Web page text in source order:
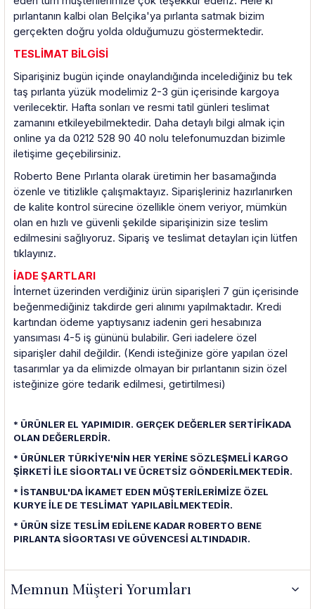
pırlantanın kalbi olan Belçika'ya pırlanta satmak bizim
gerçekten doğru yolda olduğumuzu göstermektedir.
TESLİMAT BİLGİSİ
Siparişiniz bugün içinde onaylandığında incelediğiniz bu tek
taş pırlanta yüzük modelimiz 2-3 gün içerisinde kargoya
verilecektir. Hafta sonları ve resmi tatil günleri teslimat
zamanını etkileyebilmektedir. Daha detaylı bilgi almak için
online ya da 0212 528 90 40 nolu telefonumuzdan bizimle
iletişime geçebilirsiniz.
Roberto Bene Pırlanta olarak üretimin her basamağında
özenle ve titizlikle çalışmaktayız. Siparişleriniz hazırlanırken
de kalite kontrol sürecine özellikle önem veriyor, mümkün
olan en hızlı ve güvenli şekilde siparişinizin size teslim
edilmesini sağlıyoruz. Sipariş ve teslimat detayları için lütfen
tıklayınız.
İADE ŞARTLARI
İnternet üzerinden verdiğiniz ürün siparişleri 7 gün içerisinde
beğenmediğiniz takdirde geri alınımı yapılmaktadır. Kredi
kartından ödeme yaptıysanız iadenin geri hesabınıza
yansıması 4-5 iş gününü bulabilir. Geri iadelere özel
siparişler dahil değildir. (Kendi isteğinize göre yapılan özel
tasarımlar ya da elimizde olmayan bir pırlantanın sizin özel
isteğinize göre tedarik edilmesi, getirtilmesi)
* ÜRÜNLER EL YAPIMIDIR. GERÇEK DEĞERLER SERTİFİKADA
OLAN DEĞERLERDİR.
* ÜRÜNLER TÜRKİYE'NİN HER YERİNE SÖZLEŞMELİ KARGO
ŞİRKETİ İLE SİGORTALI VE ÜCRETSİZ GÖNDERİLMEKTEDİR.
* İSTANBUL'DA İKAMET EDEN MÜŞTERİLERİMİZE ÖZEL
KURYE İLE DE TESLİMAT YAPILABİLMEKTEDİR.
* ÜRÜN SİZE TESLİM EDİLENE KADAR ROBERTO BENE
PIRLANTA SİGORTASI VE GÜVENCESİ ALTINDADIR.
Memnun Müşteri Yorumları